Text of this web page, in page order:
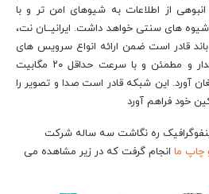
انبوهی از اطلاعات به شیوه­ای امن­ تر و با
های سنتی خواهد داشت. ايرانيــان­ نت،
قادر است ضمن ارائه انواع سرویس­ های
متنوع و به­ روز، ارتبـاطی، پايـدار و مطمئن و با سرعت حداقل ۲۰ مگابیت
آورد. این شبکه قادر است صدا و تصویر را
خود فراهم آورد
ره نگاشت سه ساله شرکت
چاپ ما انجام گرفت که در زیر مشاهده می